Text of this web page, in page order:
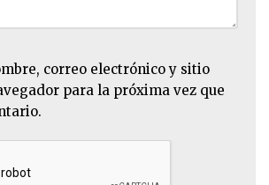
correo electrónico y sitio
para la próxima vez que